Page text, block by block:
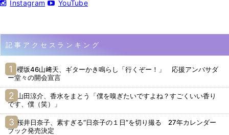
Instagram YouTube
記事アクセスランキング
櫻坂46山﨑天、ギターかき鳴らし「行くぞー！」 応援アンバサダ
ー堂々の開会宣言
山田涼介、香水をまとう「僕を嗅ぎたいですよね？すごくいい香り
です、僕（笑）」
桜井日奈子、素すぎる“日奈子の１日”を切り撮る 27年カレンダー
ブック発売決定